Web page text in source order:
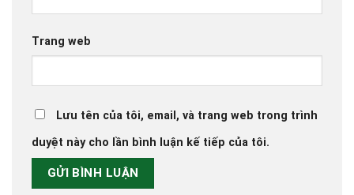
Trang web
Lưu tên của tôi, email, và trang web trong trình
duyệt này cho lần bình luận kế tiếp của tôi.